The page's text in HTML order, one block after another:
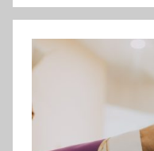
1
0
t
e